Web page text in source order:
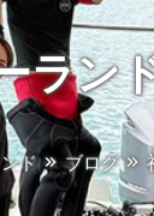
ラン
ド ブログ